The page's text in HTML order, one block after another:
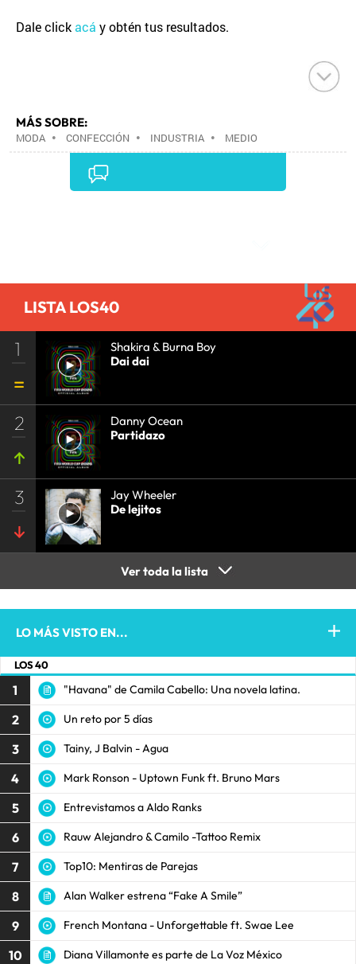
Dale clickacá y obtén tus resultados.
MÁS SOBRE:
MODA • CONFECCIÓN • INDUSTRIA • MEDIO
•
LISTA LOS40
1
Shakira & Burna Boy
Dai dai
2
Danny Ocean
Partidazo
3
Jay Wheeler
De lejitos
Ver toda la lista
LO MÁS VISTO EN...
LOS 40
1 "Havana" de Camila Cabello: Una novela latina.
2 Un reto por 5 días
3 Tainy, J Balvin - Agua
4 Mark Ronson - Uptown Funk ft. Bruno Mars
5 Entrevistamos a Aldo Ranks
6 Rauw Alejandro & Camilo -Tattoo Remix
7 Top10: Mentiras de Parejas
8 Alan Walker estrena “Fake A Smile”
9 French Montana - Unforgettable ft. Swae Lee
10 Diana Villamonte es parte de La Voz México